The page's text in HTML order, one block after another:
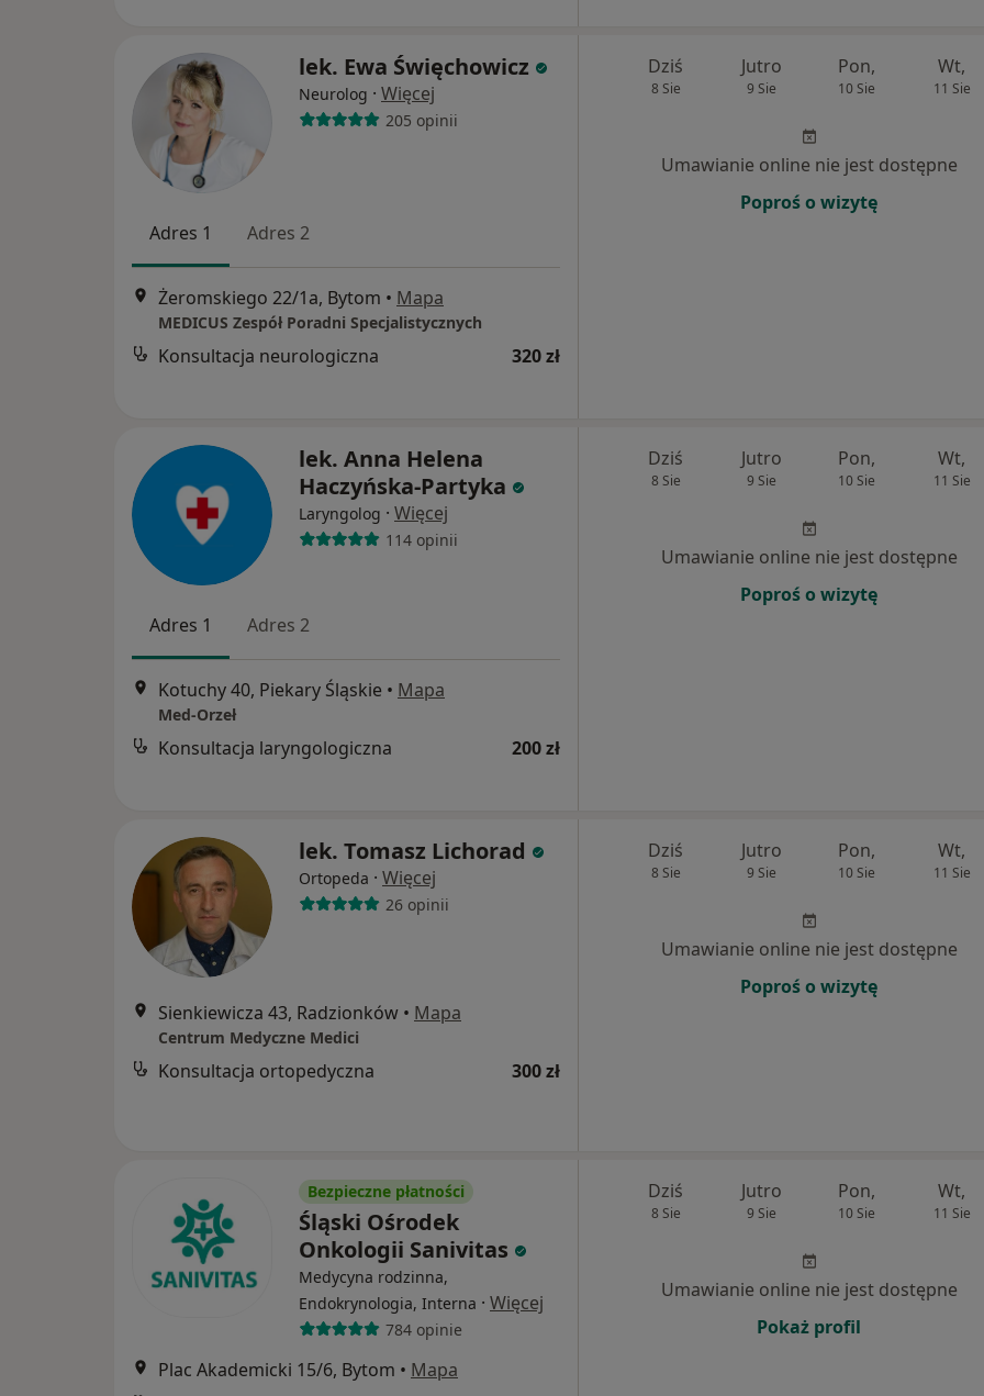
lek. Ewa Święchowicz
Neurolog · Więcej
205 opinii
Adres 1 Adres 2
Żeromskiego 22/1a, Bytom • Mapa
MEDICUS Zespół Poradni Specjalistycznych
Konsultacja neurologiczna 320 zł
Dziś
8 Sie
Jutro
9 Sie
Pon,
10 Sie
Wt,
11 Sie
Umawianie online nie jest dostępne
Poproś o wizytę
lek. Anna Helena
Haczyńska-Partyka
Laryngolog · Więcej
114 opinii
Adres 1 Adres 2
Kotuchy 40, Piekary Śląskie • Mapa
Med-Orzeł
Konsultacja laryngologiczna 200 zł
Dziś
8 Sie
Jutro
9 Sie
Pon,
10 Sie
Wt,
11 Sie
Umawianie online nie jest dostępne
Poproś o wizytę
lek. Tomasz Lichorad
Ortopeda · Więcej
26 opinii
Sienkiewicza 43, Radzionków • Mapa
Centrum Medyczne Medici
Konsultacja ortopedyczna 300 zł
Dziś
8 Sie
Jutro
9 Sie
Pon,
10 Sie
Wt,
11 Sie
Umawianie online nie jest dostępne
Poproś o wizytę
Bezpieczne płatności
Śląski Ośrodek
Onkologii Sanivitas
Medycyna rodzinna,
Endokrynologia, Interna · Więcej
784 opinie
Plac Akademicki 15/6, Bytom • Mapa
Dziś
8 Sie
Jutro
9 Sie
Pon,
10 Sie
Wt,
11 Sie
Umawianie online nie jest dostępne
Pokaż profil